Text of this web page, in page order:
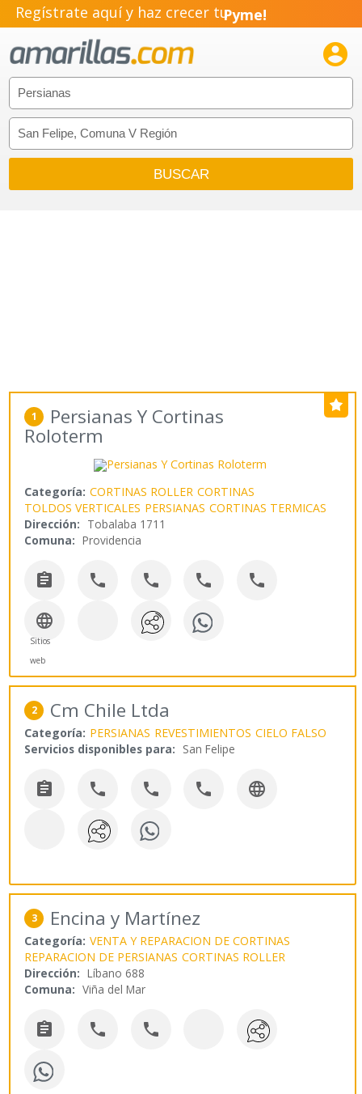
Regístrate aquí y haz crecer tuPyme!
Emprendimiento!

1 Persianas Y Cortinas
Roloterm
Categoría: CORTINAS ROLLER CORTINAS
TOLDOS VERTICALES PERSIANAS CORTINAS TERMICAS
Dirección: Tobalaba 1711
Comuna: Providencia
    

Sitios
web
2 Cm Chile Ltda
Categoría: PERSIANAS REVESTIMIENTOS CIELO FALSO
Servicios disponibles para: San Felipe
    
3 Encina y Martínez
Categoría: VENTA Y REPARACION DE CORTINAS
REPARACION DE PERSIANAS CORTINAS ROLLER
Dirección: Líbano 688
Comuna: Viña del Mar
  